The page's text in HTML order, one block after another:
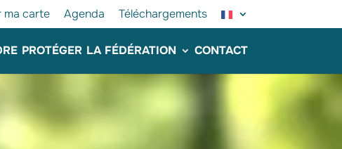
ma carte Agenda Téléchargements
PROTÉGER LA FÉDÉRATION CONTACT